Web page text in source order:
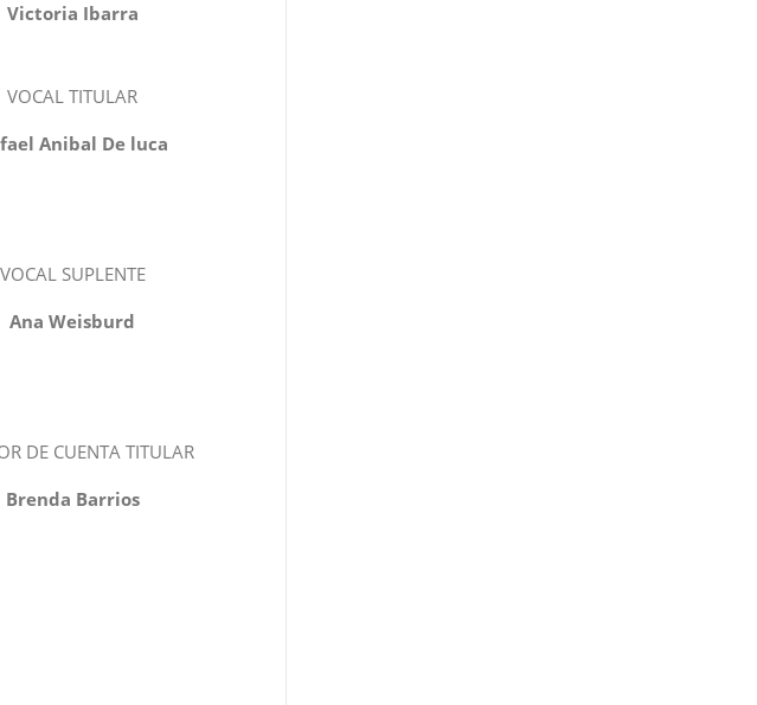
Victoria Ibarra
VOCAL TITULAR
Anibal De luca
VOCAL SUPLENTE
Ana Weisburd
DE CUENTA TITULAR
Brenda Barrios